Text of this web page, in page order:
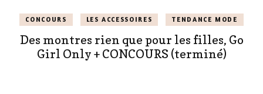
CONCOURS LES ACCESSOIRES TENDANCE MODE
Des montres rien que pour les filles, Go
Girl Only + CONCOURS (terminé)